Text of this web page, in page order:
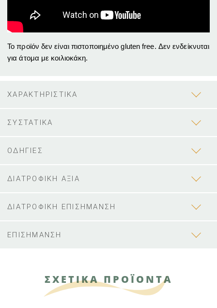
Το προϊόν δεν είναι πιστοποιημένο gluten free. Δεν ενδείκνυται
για άτομα με κοιλιοκάκη.
ΧΑΡΑΚΤΗΡΙΣΤΙΚΑ
ΣΥΣΤΑΤΙΚΑ
ΟΔΗΓΙΕΣ
ΔΙΑΤΡΟΦΙΚΗ ΑΞΙΑ
ΔΙΑΤΡΟΦΙΚΗ ΕΠΙΣΗΜΑΝΣΗ
ΕΠΙΣΗΜΑΝΣΗ
ΣΧΕΤΙΚΑ ΠΡΟΪΟΝΤΑ